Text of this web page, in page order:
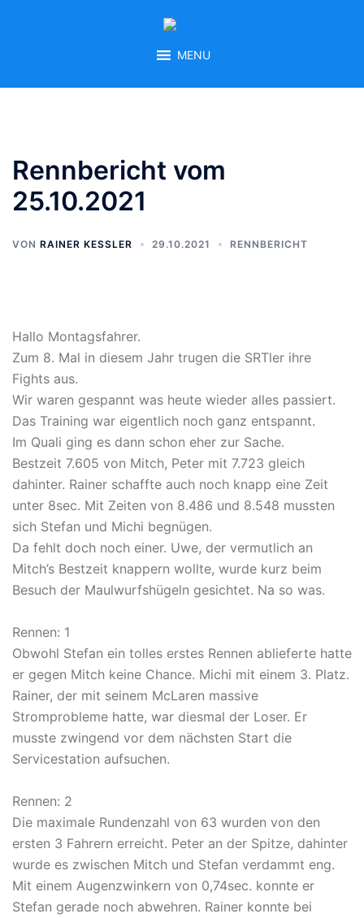
MENU
Rennbericht vom
25.10.2021
VON RAINER KESSLER 29.10.2021 RENNBERICHT
Hallo Montagsfahrer.
Zum 8. Mal in diesem Jahr trugen die SRTler ihre
Fights aus.
Wir waren gespannt was heute wieder alles passiert.
Das Training war eigentlich noch ganz entspannt.
Im Quali ging es dann schon eher zur Sache.
Bestzeit 7.605 von Mitch, Peter mit 7.723 gleich
dahinter. Rainer schaffte auch noch knapp eine Zeit
unter 8sec. Mit Zeiten von 8.486 und 8.548 mussten
sich Stefan und Michi begnügen.
Da fehlt doch noch einer. Uwe, der vermutlich an
Mitch’s Bestzeit knappern wollte, wurde kurz beim
Besuch der Maulwurfshügeln gesichtet. Na so was.
Rennen: 1
Obwohl Stefan ein tolles erstes Rennen ablieferte hatte
er gegen Mitch keine Chance. Michi mit einem 3. Platz.
Rainer, der mit seinem McLaren massive
Stromprobleme hatte, war diesmal der Loser. Er
musste zwingend vor dem nächsten Start die
Servicestation aufsuchen.
Rennen: 2
Die maximale Rundenzahl von 63 wurden von den
ersten 3 Fahrern erreicht. Peter an der Spitze, dahinter
wurde es zwischen Mitch und Stefan verdammt eng.
Mit einem Augenzwinkern von 0,74sec. konnte er
Stefan gerade noch abwehren. Rainer konnte bei